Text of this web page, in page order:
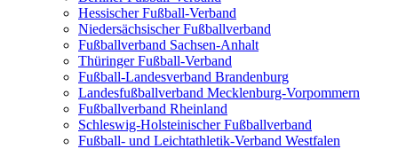
Hessischer Fußball-Verband
Niedersächsischer Fußballverband
Fußballverband Sachsen-Anhalt
Thüringer Fußball-Verband
Fußball-Landesverband Brandenburg
Landesfußballverband Mecklenburg-Vorpommern
Fußballverband Rheinland
Schleswig-Holsteinischer Fußballverband
Fußball- und Leichtathletik-Verband Westfalen